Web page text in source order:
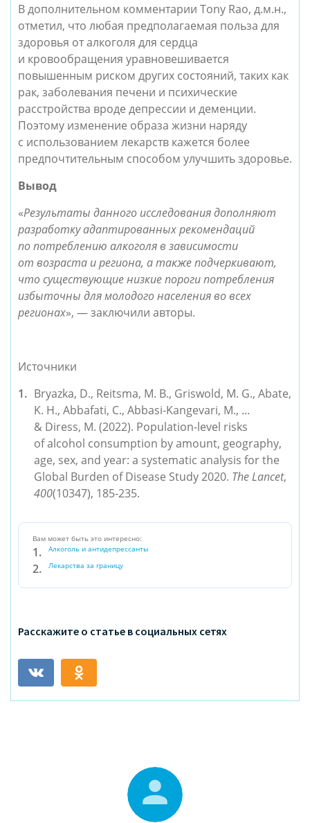
В дополнительном комментарии Tony Rao, д.м.н.,
отметил, что любая предполагаемая польза для
здоровья от алкоголя для сердца
и кровообращения уравновешивается
повышенным риском других состояний, таких как
рак, заболевания печени и психические
расстройства вроде депрессии и деменции.
Поэтому изменение образа жизни наряду
с использованием лекарств кажется более
предпочтительным способом улучшить здоровье.
Вывод
«Результаты данного исследования дополняют
разработку адаптированных рекомендаций
по потреблению алкоголя в зависимости
от возраста и региона, а также подчеркивают,
что существующие низкие пороги потребления
избыточны для молодого населения во всех
регионах», — заключили авторы.
Источники
Bryazka, D., Reitsma, M. B., Griswold, M. G., Abate,
K. H., Abbafati, C., Abbasi-Kangevari, M., ...
& Diress, M. (2022). Population-level risks
of alcohol consumption by amount, geography,
age, sex, and year: a systematic analysis for the
Global Burden of Disease Study 2020. The Lancet,
400(10347), 185-235.
Вам может быть это интересно:
Алкоголь и антидепрессанты
Лекарства за границу
Расскажите о статье в социальных сетях